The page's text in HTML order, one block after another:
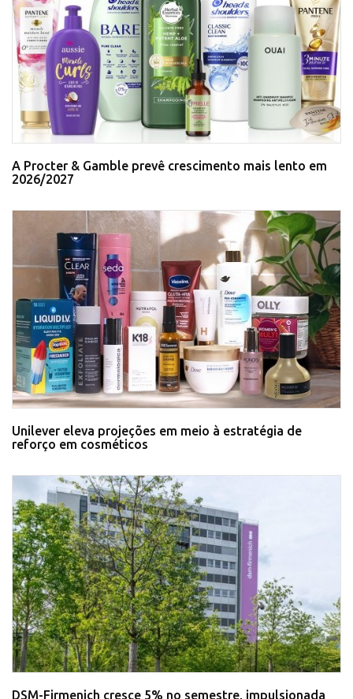
A Procter & Gamble prevê crescimento mais lento em
2026/2027
Unilever eleva projeções em meio à estratégia de
reforço em cosméticos
DSM-Firmenich cresce 5% no semestre, impulsionada